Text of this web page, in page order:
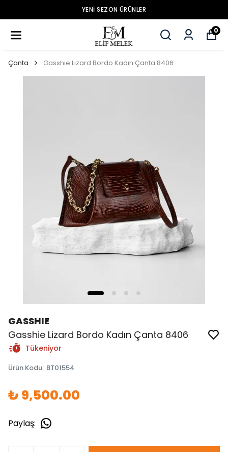
YENİ SEZON ÜRÜNLER
0
Çanta Gasshie Lizard Bordo Kadın Çanta 8406
GASSHIE
Gasshie Lizard Bordo Kadın Çanta 8406
Tükeniyor
Ürün Kodu: BT01554
₺ 9,500.00
Paylaş: